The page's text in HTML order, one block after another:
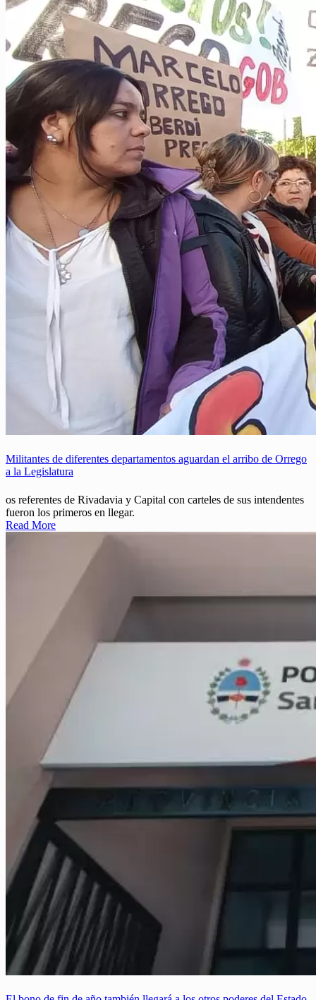
Militantes de diferentes departamentos aguardan el arribo de Orrego
a la Legislatura
os referentes de Rivadavia y Capital con carteles de sus intendentes
fueron los primeros en llegar.
Read More